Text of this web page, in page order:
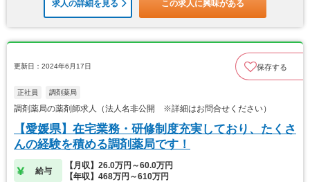
求人の詳細を見る この求人に興味がある
更新日：2024年6月17日 保存する
正社員 調剤薬局
調剤薬局の薬剤師求人（法人名非公開 ※詳細はお問合せください）
【愛媛県】在宅業務・研修制度充実しており、たくさ
んの経験を積める調剤薬局です！
給与
【月収】26.0万円～60.0万円
【年収】468万円～610万円